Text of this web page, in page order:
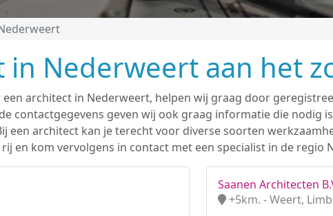
in Nederweert aan het
een architect in Nederweert, helpen wij graag door
contactgegevens geven wij ook graag informatie die nodig
een architect kan je terecht voor diverse soorten
en kom vervolgens in contact met een specialist in de regio
Saanen Architecten
+5km. - Weert,